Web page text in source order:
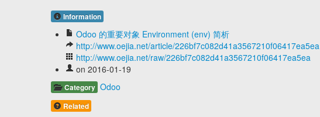
Information
Odoo 的重要对象 Environment (env) 简析
http://www.oejia.net/article/226bf7c082d41a3567210f06417ea5ea
http://www.oejia.net/raw/226bf7c082d41a3567210f06417ea5ea
on 2016-01-19
Category Odoo
Related